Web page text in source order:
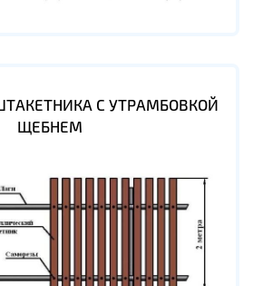
С УТРАМБОВКОЙ
ЩЕБНЕМ